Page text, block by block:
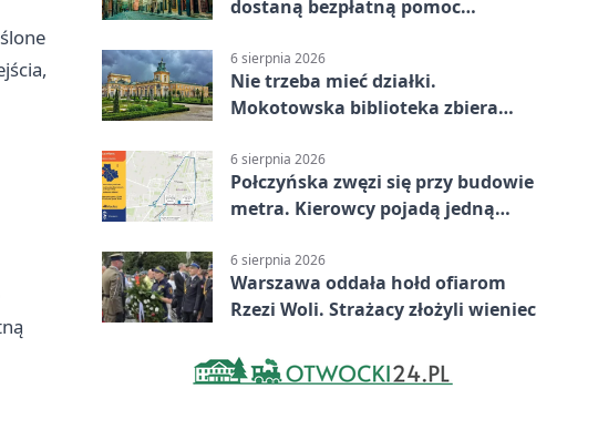
dostaną bezpłatną pomoc
6 sierpnia 2026
Nie trzeba mieć działki.
Mokotowska biblioteka zbiera
6 sierpnia 2026
Połczyńska zwęzi się przy budowie
metra. Kierowcy pojadą jedną
6 sierpnia 2026
Warszawa oddała hołd ofiarom
Rzezi Woli. Strażacy złożyli wieniec